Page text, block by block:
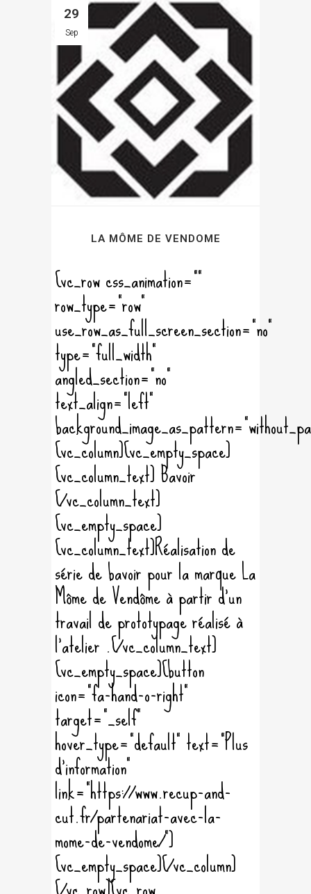
29
Sep
LA MÔME DE VENDOME
[vc_row css_animation=""
row_type="row"
use_row_as_full_screen_section="no"
type="full_width"
angled_section="no"
text_align="left"
[vc_column][vc_empty_space]
[vc_column_text] Bavoir
[/vc_column_text]
[vc_empty_space]
[vc_column_text]Réalisation de
série de bavoir pour la marque La
Môme de Vendôme à partir d'un
travail de prototypage réalisé à
l'atelier .[/vc_column_text]
[vc_empty_space][button
icon="fa-hand-o-right"
target="_self"
hover_type="default" text="Plus
d'information"
link="https://www.recup-and-
cut.fr/partenariat-avec-la-
mome-de-vendome/"]
[vc_empty_space][/vc_column]